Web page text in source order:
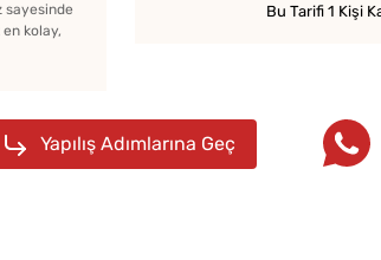
kolay,
Bu Tarifi 1 Kişi
Yapılış Adımlarına Geç
Yöntem